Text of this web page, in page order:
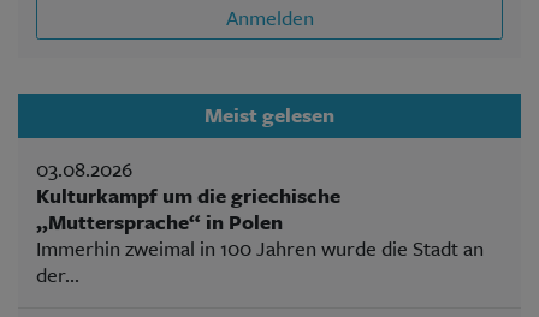
Anmelden
Meist gelesen
03.08.2026
Kulturkampf um die griechische
„Muttersprache“ in Polen
Immerhin zweimal in 100 Jahren wurde die Stadt an
der...